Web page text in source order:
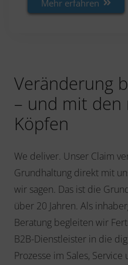
Mehr erfahren
Veränderung
– und mit den
Köpfen
We deliver. Unser Claim
Grundhaltung direkt mit
wir sagen. Das ist die
über 20 Jahren. Als
Beratung begleiten wir
B2B-Dienstleister in die
Prozesse im Sales,